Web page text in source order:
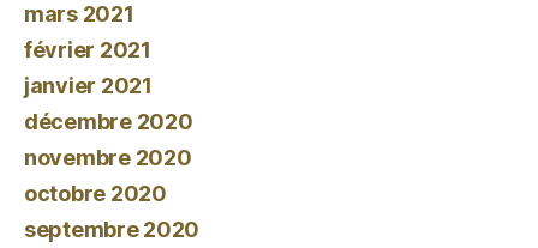
mars 2021
février 2021
janvier 2021
décembre 2020
novembre 2020
octobre 2020
septembre 2020